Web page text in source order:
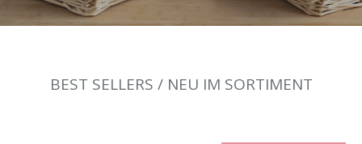
BEST SELLERS / NEU IM SORTIMENT